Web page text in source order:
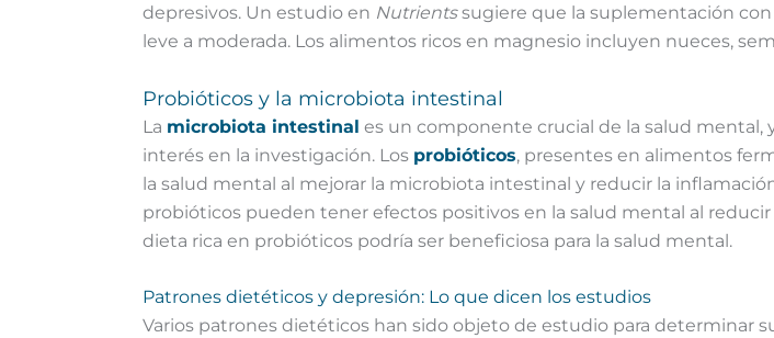
depresivos. Un estudio en Nutrientssugiere que la suplementación
leve a moderada. Los alimentos ricos en magnesio incluyen nueces,
Probióticos y la microbiota intestinal
La microbiota intestinal es un componente crucial de la salud
interés en la investigación. Los probióticos, presentes en alimentos
la salud mental al mejorar la microbiota intestinal y reducir la
probióticos pueden tener efectos positivos en la salud mental al
dieta rica en probióticos podría ser beneficiosa para la salud mental.
Patrones dietéticos y depresión: Lo que dicen los estudios
Varios patrones dietéticos han sido objeto de estudio para determinar